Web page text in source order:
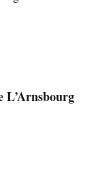
L’Arnsbourg